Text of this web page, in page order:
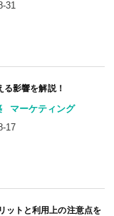
31
影響を解説！
マーケティング
17
ットと利用上の注意点を